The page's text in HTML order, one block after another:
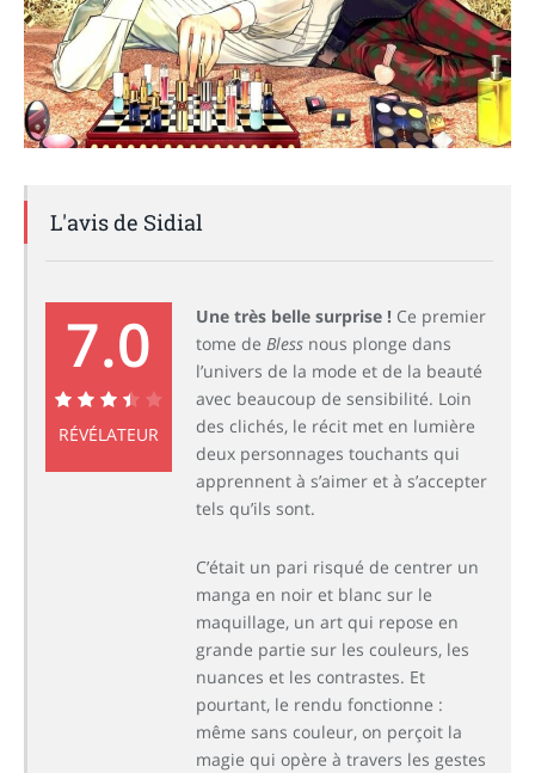
L'avis de Sidial
7.0
7.0
RÉVÉLATEUR
Une très belle surprise ! Ce premier
tome de Bless nous plonge dans
l’univers de la mode et de la beauté
avec beaucoup de sensibilité. Loin
des clichés, le récit met en lumière
deux personnages touchants qui
apprennent à s’aimer et à s’accepter
tels qu’ils sont.
C’était un pari risqué de centrer un
manga en noir et blanc sur le
maquillage, un art qui repose en
grande partie sur les couleurs, les
nuances et les contrastes. Et
pourtant, le rendu fonctionne :
même sans couleur, on perçoit la
magie qui opère à travers les gestes